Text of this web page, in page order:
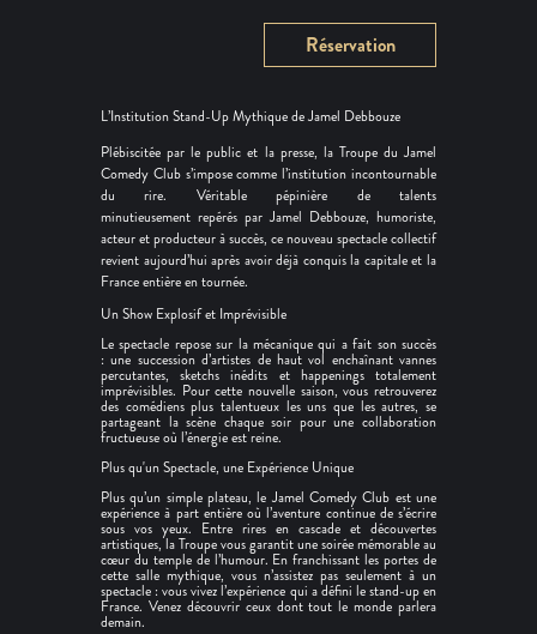
Réservation
L’Institution Stand-Up Mythique de Jamel Debbouze
Plébiscitée par le public et la presse, la Troupe du Jamel
Comedy Club s’impose comme l’institution incontournable
du rire. Véritable pépinière de talents
minutieusement repérés par Jamel Debbouze, humoriste,
acteur et producteur à succès, ce nouveau spectacle collectif
revient aujourd’hui après avoir déjà conquis la capitale et la
France entière en tournée.
Un Show Explosif et Imprévisible
Le spectacle repose sur la mécanique qui a fait son succès
: une succession d’artistes de haut vol enchaînant vannes
percutantes, sketchs inédits et happenings totalement
imprévisibles. Pour cette nouvelle saison, vous retrouverez
des comédiens plus talentueux les uns que les autres, se
partageant la scène chaque soir pour une collaboration
fructueuse où l’énergie est reine.
Plus qu'un Spectacle, une Expérience Unique
Plus qu’un simple plateau, le Jamel Comedy Club est une
expérience à part entière où l’aventure continue de s’écrire
sous vos yeux. Entre rires en cascade et découvertes
artistiques, la Troupe vous garantit une soirée mémorable au
cœur du temple de l’humour. En franchissant les portes de
cette salle mythique, vous n’assistez pas seulement à un
spectacle : vous vivez l’expérience qui a défini le stand-up en
France. Venez découvrir ceux dont tout le monde parlera
demain.